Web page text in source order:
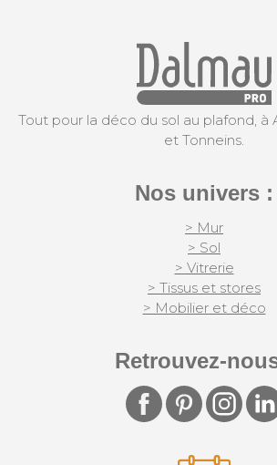
Tout pour la déco du sol au plafond, à
et Tonneins.
Nos univers :
> Mur
> Sol
> Vitrerie
> Tissus et stores
> Mobilier et déco
Retrouvez-